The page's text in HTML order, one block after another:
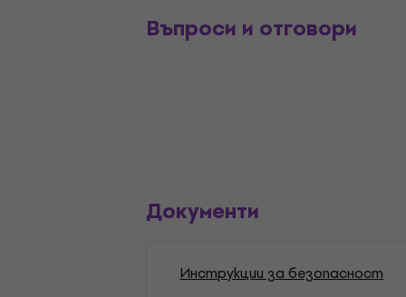
Въпроси и отговори
Документи
Инструкции за безопасност